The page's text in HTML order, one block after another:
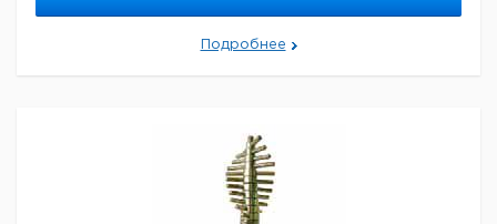
Подробнее